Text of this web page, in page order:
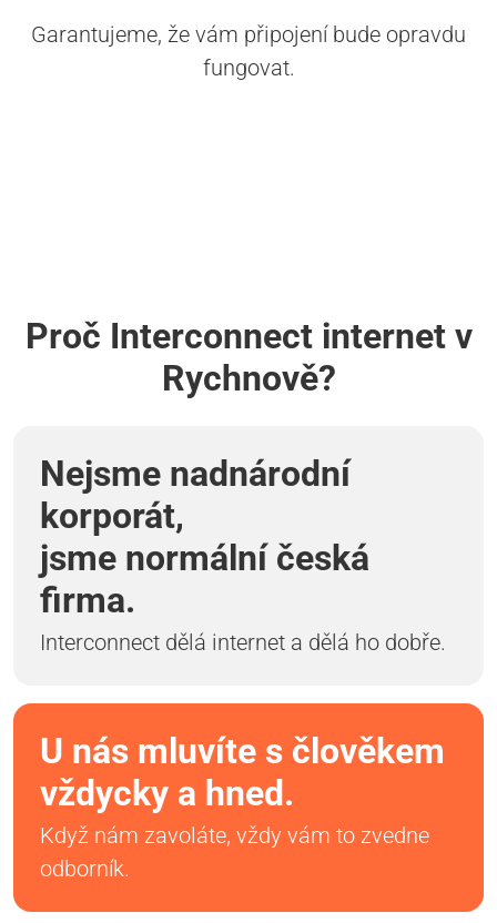
Garantujeme, že vám připojení bude opravdu
fungovat.
Proč Interconnect internet v
Rychnově?
Nejsme nadnárodní
korporát,
jsme normální česká
firma.
Interconnect dělá internet a dělá ho dobře.
U nás mluvíte s člověkem
vždycky a hned.
Když nám zavoláte, vždy vám to zvedne
odborník.